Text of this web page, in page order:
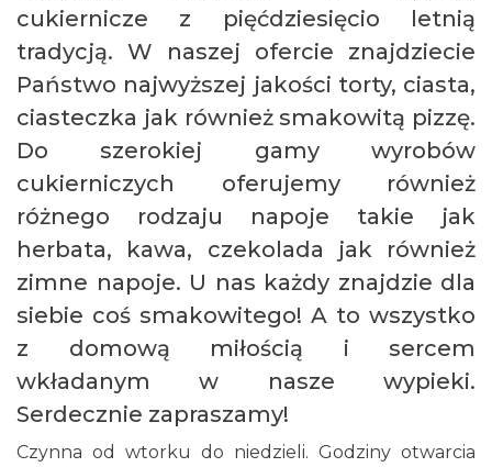
cukiernicze z pięćdziesięcio letnią
tradycją. W naszej ofercie znajdziecie
Państwo najwyższej jakości torty, ciasta,
ciasteczka jak również smakowitą pizzę.
Do szerokiej gamy wyrobów
cukierniczych oferujemy również
różnego rodzaju napoje takie jak
herbata, kawa, czekolada jak również
zimne napoje. U nas każdy znajdzie dla
siebie coś smakowitego! A to wszystko
z domową miłością i sercem
wkładanym w nasze wypieki.
Serdecznie zapraszamy!
Czynna od wtorku do niedzieli. Godziny otwarcia